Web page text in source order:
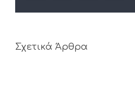
Σχετικά Άρθρα